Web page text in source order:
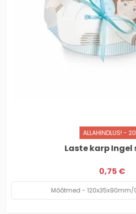
ALLAHINDLUS! -
Laste karp Ingel
0,75 €